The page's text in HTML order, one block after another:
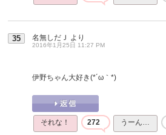
35 名無しだＪ より
2016年1月25日 11:27 PM
伊野ちゃん大好き(*´ω｀*)
それな！ 272 うーん…